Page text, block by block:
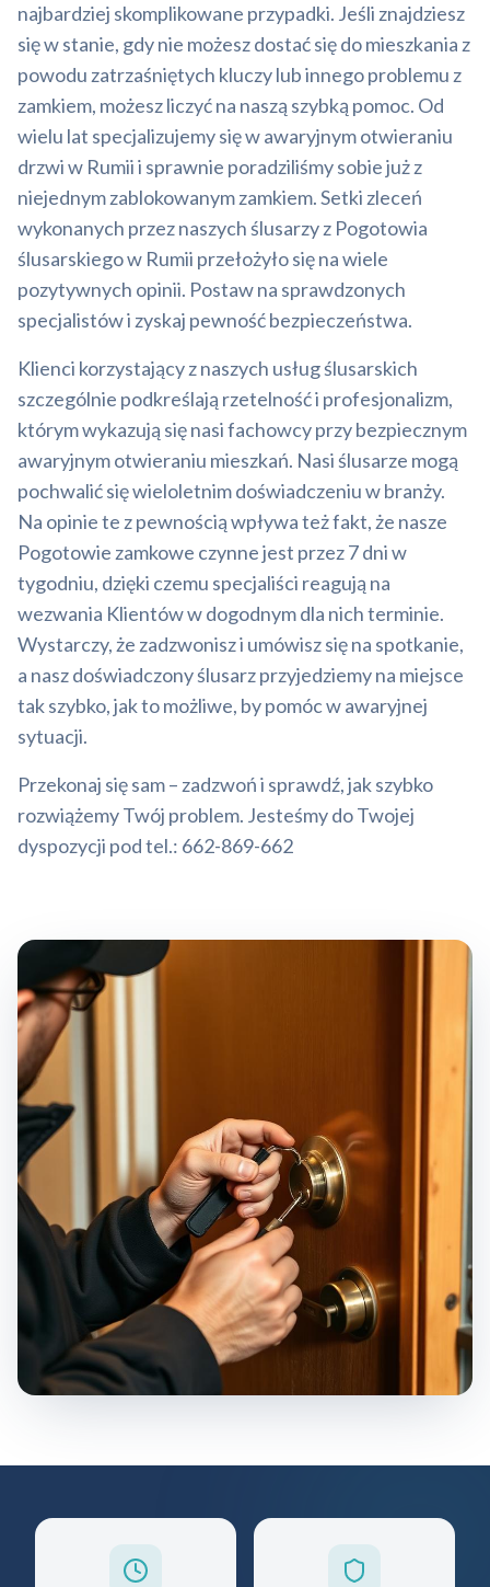
najbardziej skomplikowane przypadki. Jeśli znajdziesz
się w stanie, gdy nie możesz dostać się do mieszkania z
powodu zatrzaśniętych kluczy lub innego problemu z
zamkiem, możesz liczyć na naszą szybką pomoc. Od
wielu lat specjalizujemy się w awaryjnym otwieraniu
drzwi w Rumii i sprawnie poradziliśmy sobie już z
niejednym zablokowanym zamkiem. Setki zleceń
wykonanych przez naszych ślusarzy z Pogotowia
ślusarskiego w Rumii przełożyło się na wiele
pozytywnych opinii. Postaw na sprawdzonych
specjalistów i zyskaj pewność bezpieczeństwa.
Klienci korzystający z naszych usług ślusarskich
szczególnie podkreślają rzetelność i profesjonalizm,
którym wykazują się nasi fachowcy przy bezpiecznym
awaryjnym otwieraniu mieszkań. Nasi ślusarze mogą
pochwalić się wieloletnim doświadczeniu w branży.
Na opinie te z pewnością wpływa też fakt, że nasze
Pogotowie zamkowe czynne jest przez 7 dni w
tygodniu, dzięki czemu specjaliści reagują na
wezwania Klientów w dogodnym dla nich terminie.
Wystarczy, że zadzwonisz i umówisz się na spotkanie,
a nasz doświadczony ślusarz przyjedziemy na miejsce
tak szybko, jak to możliwe, by pomóc w awaryjnej
sytuacji.
Przekonaj się sam – zadzwoń i sprawdź, jak szybko
rozwiążemy Twój problem. Jesteśmy do Twojej
dyspozycji pod tel.: 662-869-662